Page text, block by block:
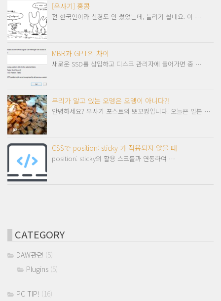
[우사기] 홍콩
전 한국인이라 신경도 안 썼었는데, 틀리기 쉽네요. 이 …
MBR과 GPT의 차이
새로운 SSD를 삽입하고 디스크 관리자에 들어가면 중 …
우리가 알고 있는 오뎅은 오뎅이 아니다?!
안녕하세요? 우사기 포스트의 뽀꼬짱입니다. 오늘은 일본 …
CSSで position: sticky 가 적용되지 않을 때
position: sticky의 활용 스크롤과 연동하여 …
CATEGORY
DAW관련 (5)
Plugins (5)
PC TIP! (16)